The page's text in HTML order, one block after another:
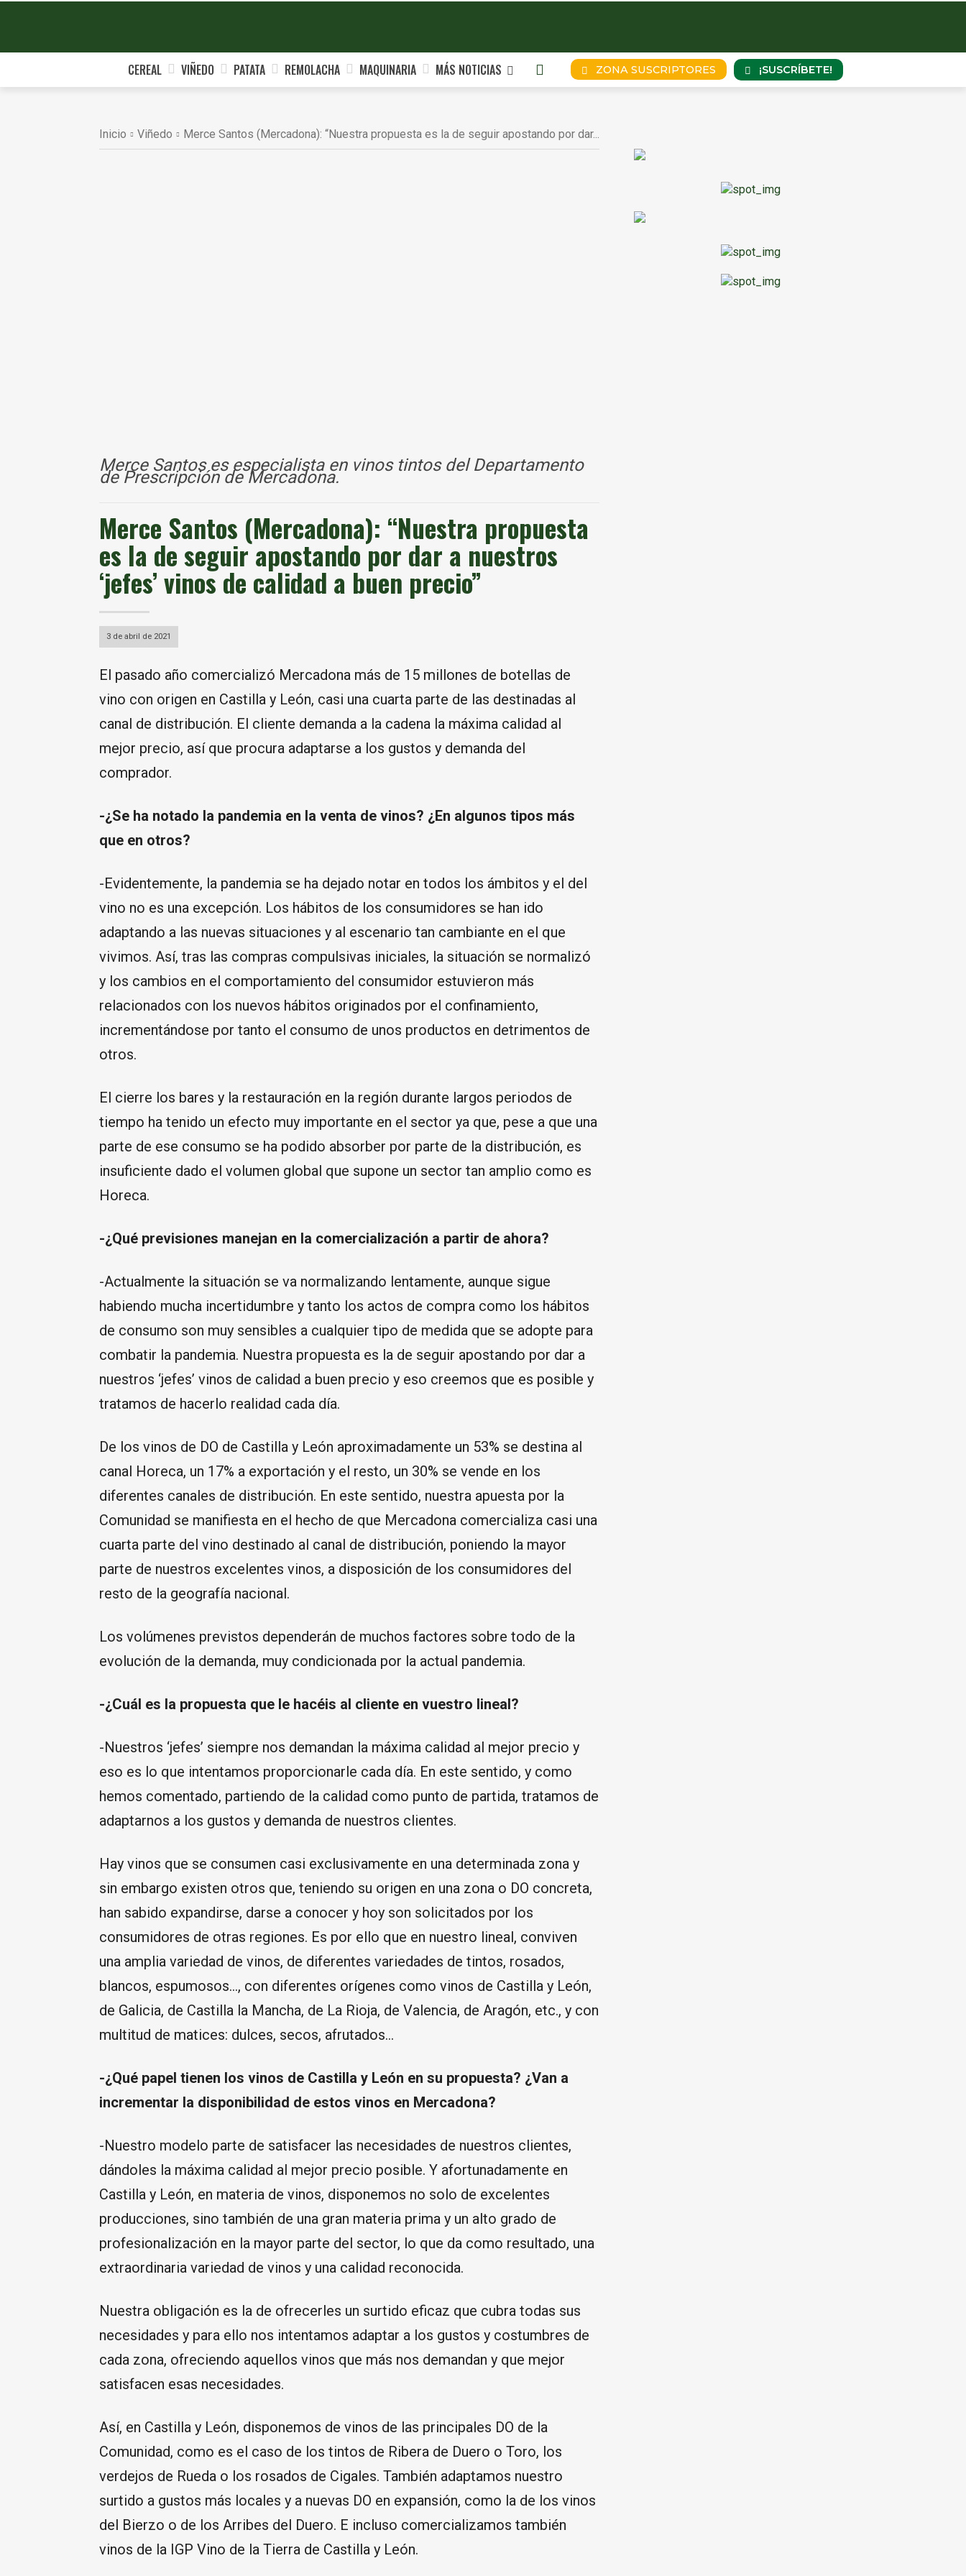
CEREAL VIÑEDO PATATA REMOLACHA MAQUINARIA MÁS NOTICIAS ZONA SUSCRIPTORES ¡SUSCRÍBETE!
Inicio Viñedo Merce Santos (Mercadona): “Nuestra propuesta es la de seguir apostando por dar...
Merce Santos es especialista en vinos tintos del Departamento
de Prescripción de Mercadona.
Merce Santos (Mercadona): “Nuestra propuesta
es la de seguir apostando por dar a nuestros
‘jefes’ vinos de calidad a buen precio”
3 de abril de 2021
El pasado año comercializó Mercadona más de 15 millones de botellas de
vino con origen en Castilla y León, casi una cuarta parte de las destinadas al
canal de distribución. El cliente demanda a la cadena la máxima calidad al
mejor precio, así que procura adaptarse a los gustos y demanda del
comprador.
-¿Se ha notado la pandemia en la venta de vinos? ¿En algunos tipos más
que en otros?
-Evidentemente, la pandemia se ha dejado notar en todos los ámbitos y el del
vino no es una excepción. Los hábitos de los consumidores se han ido
adaptando a las nuevas situaciones y al escenario tan cambiante en el que
vivimos. Así, tras las compras compulsivas iniciales, la situación se normalizó
y los cambios en el comportamiento del consumidor estuvieron más
relacionados con los nuevos hábitos originados por el confinamiento,
incrementándose por tanto el consumo de unos productos en detrimentos de
otros.
El cierre los bares y la restauración en la región durante largos periodos de
tiempo ha tenido un efecto muy importante en el sector ya que, pese a que una
parte de ese consumo se ha podido absorber por parte de la distribución, es
insuficiente dado el volumen global que supone un sector tan amplio como es
Horeca.
-¿Qué previsiones manejan en la comercialización a partir de ahora?
-Actualmente la situación se va normalizando lentamente, aunque sigue
habiendo mucha incertidumbre y tanto los actos de compra como los hábitos
de consumo son muy sensibles a cualquier tipo de medida que se adopte para
combatir la pandemia. Nuestra propuesta es la de seguir apostando por dar a
nuestros ‘jefes’ vinos de calidad a buen precio y eso creemos que es posible y
tratamos de hacerlo realidad cada día.
De los vinos de DO de Castilla y León aproximadamente un 53% se destina al
canal Horeca, un 17% a exportación y el resto, un 30% se vende en los
diferentes canales de distribución. En este sentido, nuestra apuesta por la
Comunidad se manifiesta en el hecho de que Mercadona comercializa casi una
cuarta parte del vino destinado al canal de distribución, poniendo la mayor
parte de nuestros excelentes vinos, a disposición de los consumidores del
resto de la geografía nacional.
Los volúmenes previstos dependerán de muchos factores sobre todo de la
evolución de la demanda, muy condicionada por la actual pandemia.
-¿Cuál es la propuesta que le hacéis al cliente en vuestro lineal?
-Nuestros ‘jefes’ siempre nos demandan la máxima calidad al mejor precio y
eso es lo que intentamos proporcionarle cada día. En este sentido, y como
hemos comentado, partiendo de la calidad como punto de partida, tratamos de
adaptarnos a los gustos y demanda de nuestros clientes.
Hay vinos que se consumen casi exclusivamente en una determinada zona y
sin embargo existen otros que, teniendo su origen en una zona o DO concreta,
han sabido expandirse, darse a conocer y hoy son solicitados por los
consumidores de otras regiones. Es por ello que en nuestro lineal, conviven
una amplia variedad de vinos, de diferentes variedades de tintos, rosados,
blancos, espumosos…, con diferentes orígenes como vinos de Castilla y León,
de Galicia, de Castilla la Mancha, de La Rioja, de Valencia, de Aragón, etc., y con
multitud de matices: dulces, secos, afrutados…
-¿Qué papel tienen los vinos de Castilla y León en su propuesta? ¿Van a
incrementar la disponibilidad de estos vinos en Mercadona?
-Nuestro modelo parte de satisfacer las necesidades de nuestros clientes,
dándoles la máxima calidad al mejor precio posible. Y afortunadamente en
Castilla y León, en materia de vinos, disponemos no solo de excelentes
producciones, sino también de una gran materia prima y un alto grado de
profesionalización en la mayor parte del sector, lo que da como resultado, una
extraordinaria variedad de vinos y una calidad reconocida.
Nuestra obligación es la de ofrecerles un surtido eficaz que cubra todas sus
necesidades y para ello nos intentamos adaptar a los gustos y costumbres de
cada zona, ofreciendo aquellos vinos que más nos demandan y que mejor
satisfacen esas necesidades.
Así, en Castilla y León, disponemos de vinos de las principales DO de la
Comunidad, como es el caso de los tintos de Ribera de Duero o Toro, los
verdejos de Rueda o los rosados de Cigales. También adaptamos nuestro
surtido a gustos más locales y a nuevas DO en expansión, como la de los vinos
del Bierzo o de los Arribes del Duero. E incluso comercializamos también
vinos de la IGP Vino de la Tierra de Castilla y León.